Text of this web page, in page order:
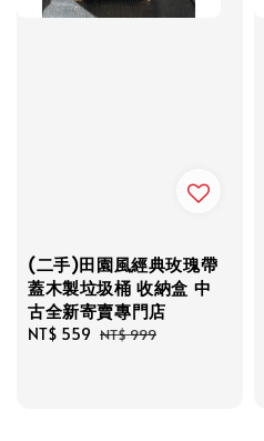
(二手)田園風經典玫瑰帶
蓋木製垃圾桶 收納盒 中
古全新寄賣專門店
Sale
NT$ 559 Regular
NT$ 999